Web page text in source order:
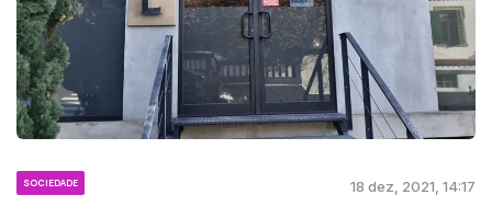
SOCIEDADE 18 dez, 2021, 14:17